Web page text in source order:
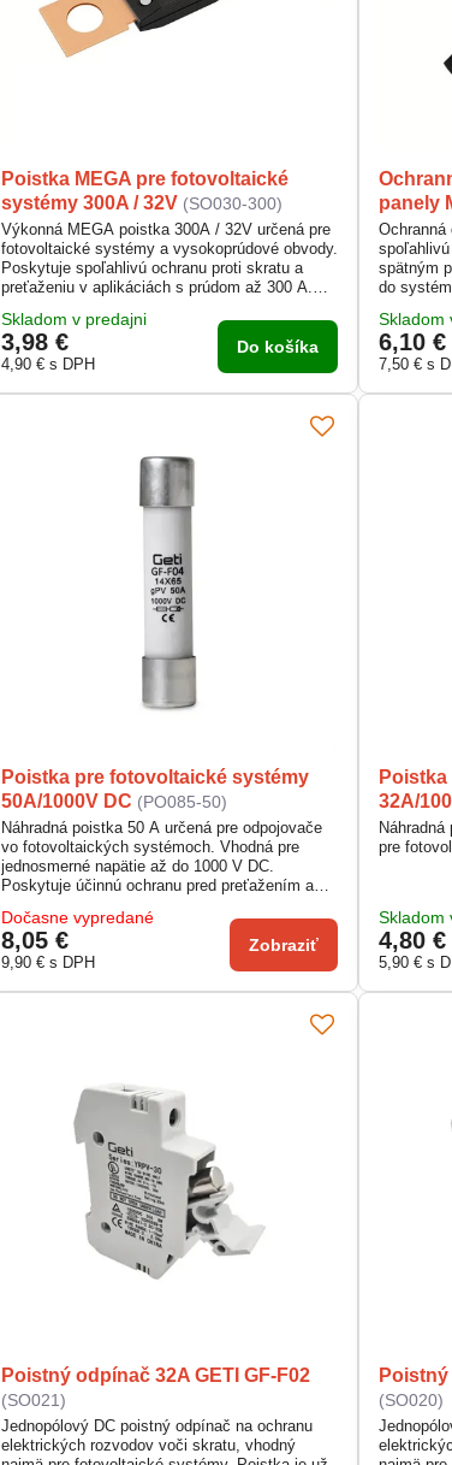
Poistka MEGA pre fotovoltaické
systémy 300A / 32V (SO030-300)
Výkonná MEGA poistka 300A / 32V určená pre
fotovoltaické systémy a vysokoprúdové obvody.
Poskytuje spoľahlivú ochranu proti skratu a
preťaženiu v aplikáciách s prúdom až 300 A.
integrovaným chladičom pre dlhú životnosť.
Vhodná pre autá, nákladné vozidlá, stroje či
solárne inštalácie.
Skladom v predajni
3,98 €
4,90 €s DPH
Do košíka
panely
Ochranná
spätným
do
dióda
prúdom
Skladom
6,10 €
7,50 €s
Poistka pre fotovoltaické systémy
50A/1000V DC (PO085-50)
Náhradná poistka 50 A určená pre odpojovače
vo fotovoltaických systémoch. Vhodná pre
jednosmerné napätie až do 1000 V DC.
Poskytuje účinnú ochranu pred preťažením a
umožňujú jednoduchú výmenu.
Dočasne vypredané
8,05 €
9,90 €s DPH
Zobraziť
32A/
pre
Skladom
4,80 €
5,90 €s
Poistný odpínač 32A GETI GF-F02
(SO021)
Jednopólový DC poistný odpínač na ochranu
elektrických rozvodov voči skratu, vhodný
Poistný
(SO020)